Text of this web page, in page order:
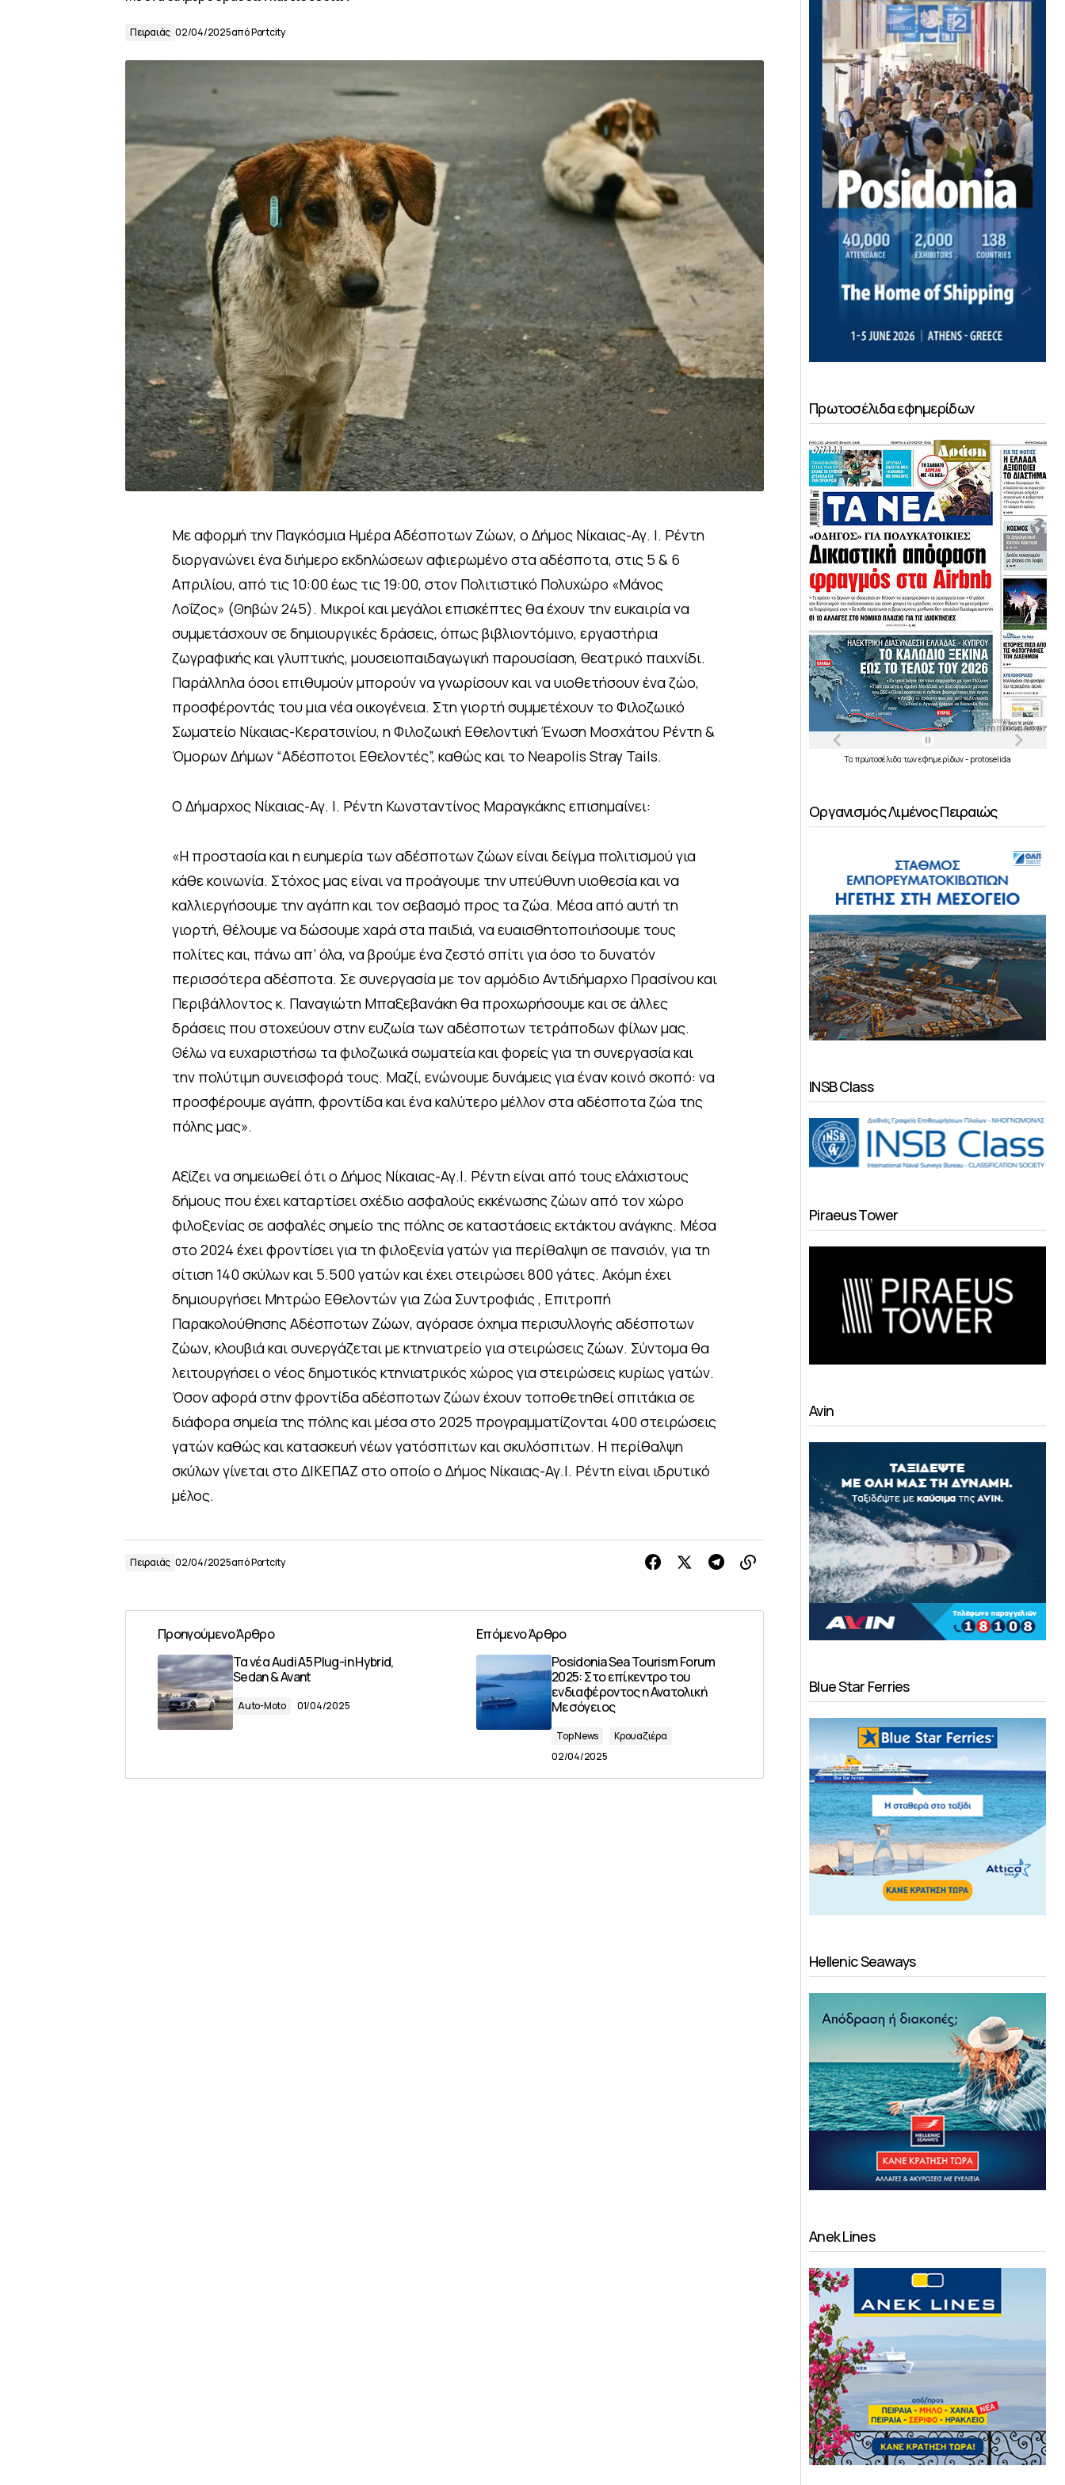
Πειραιάς 02/04/2025απόPortcity
Με αφορμή την Παγκόσμια Ημέρα Αδέσποτων Ζώων, ο Δήμος Νίκαιας-Αγ. Ι. Ρέντη
διοργανώνει ένα διήμερο εκδηλώσεων αφιερωμένο στα αδέσποτα, στις 5 & 6
Απριλίου, από τις 10:00 έως τις 19:00, στον Πολιτιστικό Πολυχώρο «Μάνος
Λοΐζος» (Θηβών 245). Μικροί και μεγάλοι επισκέπτες θα έχουν την ευκαιρία να
συμμετάσχουν σε δημιουργικές δράσεις, όπως βιβλιοντόμινο, εργαστήρια
ζωγραφικής και γλυπτικής, μουσειοπαιδαγωγική παρουσίαση, θεατρικό παιχνίδι.
Παράλληλα όσοι επιθυμούν μπορούν να γνωρίσουν και να υιοθετήσουν ένα ζώο,
προσφέροντάς του μια νέα οικογένεια. Στη γιορτή συμμετέχουν το Φιλοζωικό
Σωματείο Νίκαιας-Κερατσινίου, η Φιλοζωική Εθελοντική Ένωση Μοσχάτου Ρέντη &
Όμορων Δήμων “Αδέσποτοι Εθελοντές”, καθώς και το Neapolis Stray Tails.
Ο Δήμαρχος Νίκαιας-Αγ. Ι. Ρέντη Κωνσταντίνος Μαραγκάκης επισημαίνει:
«Η προστασία και η ευημερία των αδέσποτων ζώων είναι δείγμα πολιτισμού για
κάθε κοινωνία. Στόχος μας είναι να προάγουμε την υπεύθυνη υιοθεσία και να
καλλιεργήσουμε την αγάπη και τον σεβασμό προς τα ζώα. Μέσα από αυτή τη
γιορτή, θέλουμε να δώσουμε χαρά στα παιδιά, να ευαισθητοποιήσουμε τους
πολίτες και, πάνω απ’ όλα, να βρούμε ένα ζεστό σπίτι για όσο το δυνατόν
περισσότερα αδέσποτα. Σε συνεργασία με τον αρμόδιο Αντιδήμαρχο Πρασίνου και
Περιβάλλοντος κ. Παναγιώτη Μπαξεβανάκη θα προχωρήσουμε και σε άλλες
δράσεις που στοχεύουν στην ευζωία των αδέσποτων τετράποδων φίλων μας.
Θέλω να ευχαριστήσω τα φιλοζωικά σωματεία και φορείς για τη συνεργασία και
την πολύτιμη συνεισφορά τους. Μαζί, ενώνουμε δυνάμεις για έναν κοινό σκοπό: να
προσφέρουμε αγάπη, φροντίδα και ένα καλύτερο μέλλον στα αδέσποτα ζώα της
πόλης μας».
Αξίζει να σημειωθεί ότι ο Δήμος Νίκαιας-Αγ.Ι. Ρέντη είναι από τους ελάχιστους
δήμους που έχει καταρτίσει σχέδιο ασφαλούς εκκένωσης ζώων από τον χώρο
φιλοξενίας σε ασφαλές σημείο της πόλης σε καταστάσεις εκτάκτου ανάγκης. Μέσα
στο 2024 έχει φροντίσει για τη φιλοξενία γατών για περίθαλψη σε πανσιόν, για τη
σίτιση 140 σκύλων και 5.500 γατών και έχει στειρώσει 800 γάτες. Ακόμη έχει
δημιουργήσει Μητρώο Εθελοντών για Ζώα Συντροφιάς , Επιτροπή
Παρακολούθησης Αδέσποτων Ζώων, αγόρασε όχημα περισυλλογής αδέσποτων
ζώων, κλουβιά και συνεργάζεται με κτηνιατρείο για στειρώσεις ζώων. Σύντομα θα
λειτουργήσει ο νέος δημοτικός κτηνιατρικός χώρος για στειρώσεις κυρίως γατών.
Όσον αφορά στην φροντίδα αδέσποτων ζώων έχουν τοποθετηθεί σπιτάκια σε
διάφορα σημεία της πόλης και μέσα στο 2025 προγραμματίζονται 400 στειρώσεις
γατών καθώς και κατασκευή νέων γατόσπιτων και σκυλόσπιτων. Η περίθαλψη
σκύλων γίνεται στο ΔΙΚΕΠΑΖ στο οποίο ο Δήμος Νίκαιας-Αγ.Ι. Ρέντη είναι ιδρυτικό
μέλος.
Πειραιάς 02/04/2025απόPortcity
Προηγούμενο Άρθρο
Τα νέα Audi A5 Plug-in Hybrid,
Sedan & Avant
Auto-Moto 01/04/2025
Επόμενο Άρθρο
Posidonia Sea Tourism Forum
2025: Στο επίκεντρο του
ενδιαφέροντος η Ανατολική
Μεσόγειος
Top News
Κρουαζιέρα
02/04/2025
Πρωτοσέλιδα εφημερίδων
Τα πρωτοσέλιδα τωνεφημερίδων- protoselida
Οργανισμός Λιμένος Πειραιώς
INSB Class
Piraeus Tower
Avin
Blue Star Ferries
Hellenic Seaways
Anek Lines